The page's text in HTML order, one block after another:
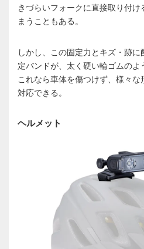
きづらいフォークに直接取り付
まうこともある。
しかし、この固定力とキズ・跡
定バンドが、太く硬い輪ゴムのよ
これなら車体を傷つけず、様々
対応できる。
ヘルメット